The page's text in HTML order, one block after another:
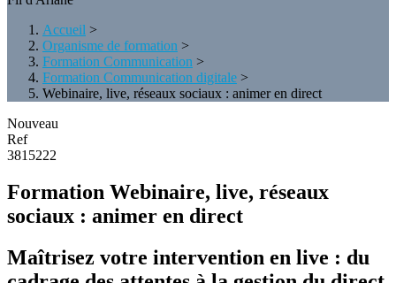
Accueil >
Organisme de formation >
Formation Communication >
Formation Communication digitale >
Webinaire, live, réseaux sociaux : animer en direct
Nouveau
Ref
3815222
Formation Webinaire, live, réseaux
sociaux : animer en direct
Maîtrisez votre intervention en live : du